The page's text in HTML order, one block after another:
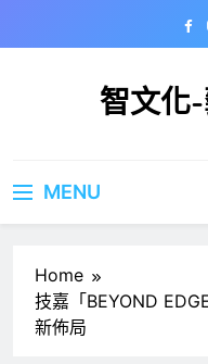
智文化
MENU
Home
技嘉「BEYOND
新佈局